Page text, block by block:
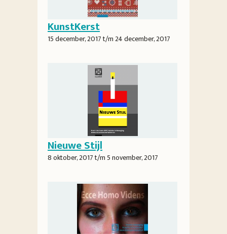
KunstKerst
15 december, 2017t/m24 december, 2017
Nieuwe Stijl
8 oktober, 2017t/m5 november, 2017